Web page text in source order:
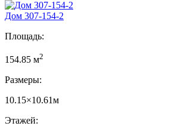
Дом 307-154-2
Площадь:
154.85 м2
Размеры:
10.15×10.61м
Этажей: